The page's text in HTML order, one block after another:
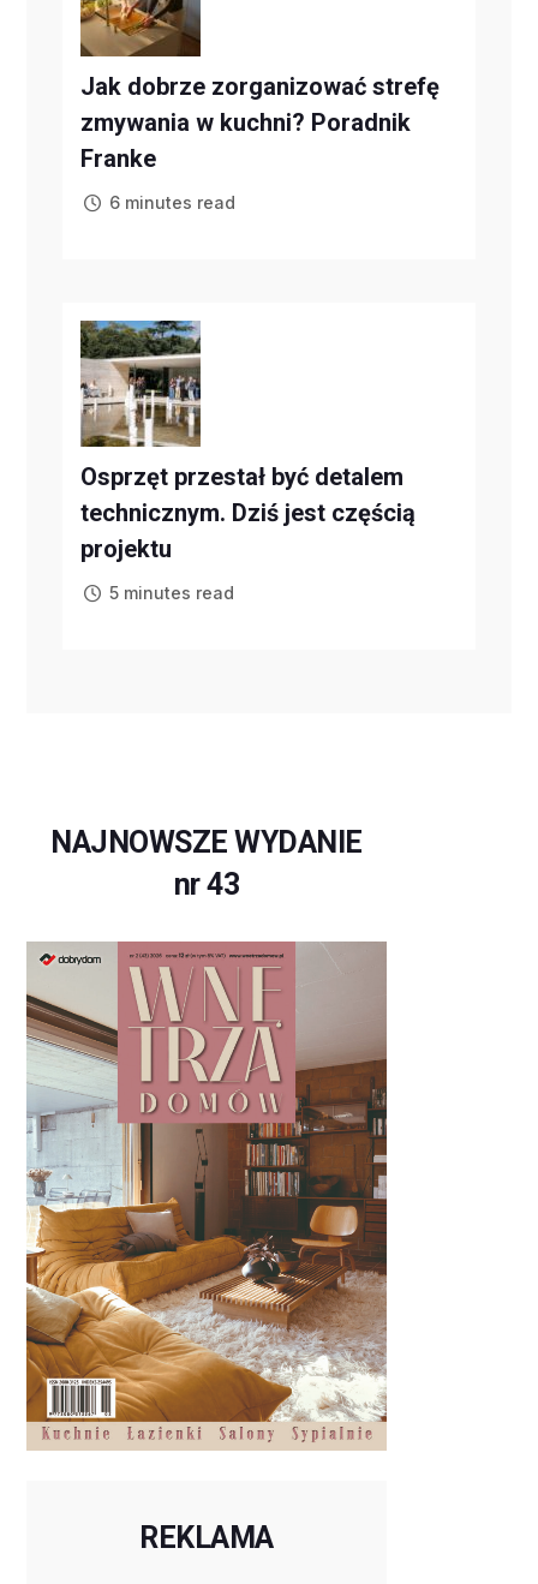
Jak dobrze zorganizować strefę
zmywania w kuchni? Poradnik
Franke
6 minutes read
Osprzęt przestał być detalem
technicznym. Dziś jest częścią
projektu
5 minutes read
NAJNOWSZE WYDANIE
nr 43
REKLAMA